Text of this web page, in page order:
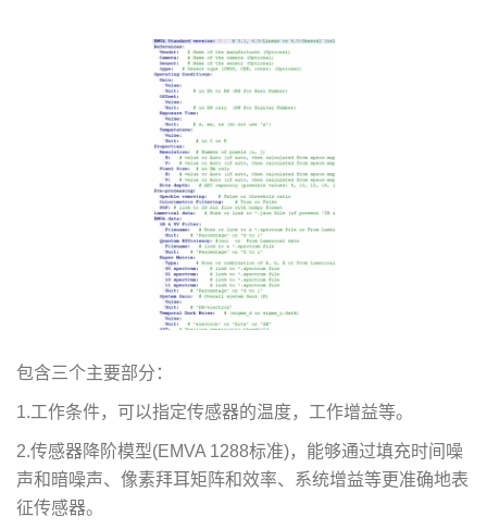
包含三个主要部分：
1.工作条件，可以指定传感器的温度，工作增益等。
2.传感器降阶模型(EMVA 1288标准)，能够通过填充时间噪
声和暗噪声、像素拜耳矩阵和效率、系统增益等更准确地表
征传感器。